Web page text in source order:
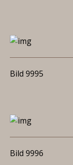
Bild 9995
Bild 9996